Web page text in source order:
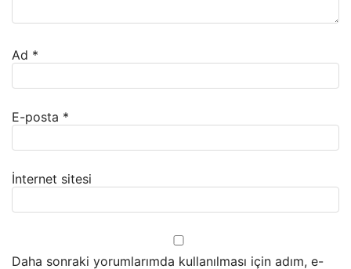
Ad *
E-posta *
İnternet sitesi
Daha sonraki yorumlarımda kullanılması için adım, e-